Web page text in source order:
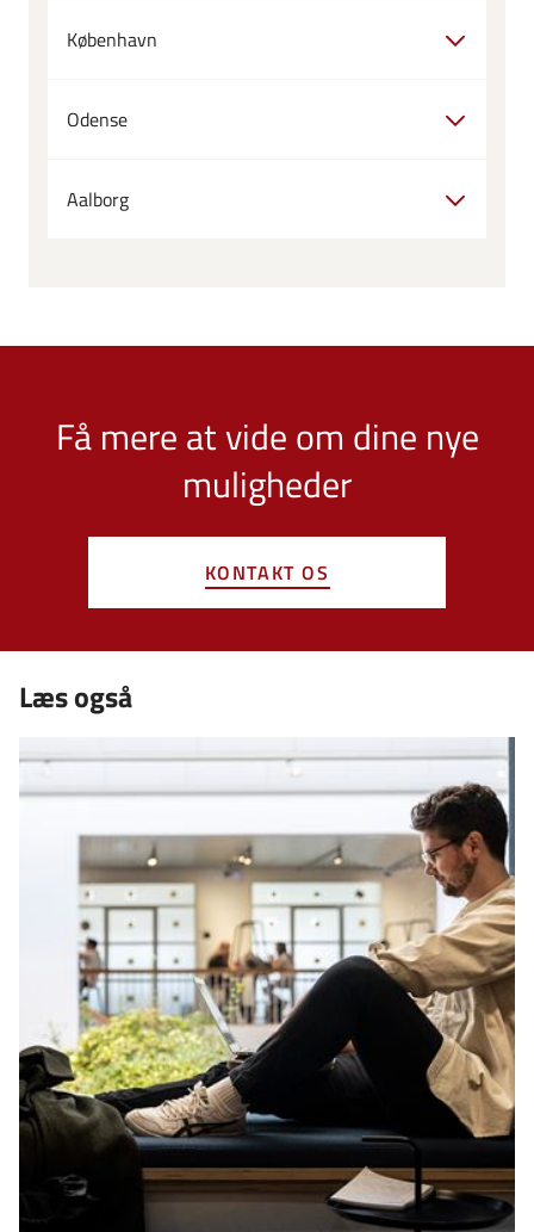
København
Odense
Aalborg
Få mere at vide om dine nye
muligheder
KONTAKT OS
Læs også